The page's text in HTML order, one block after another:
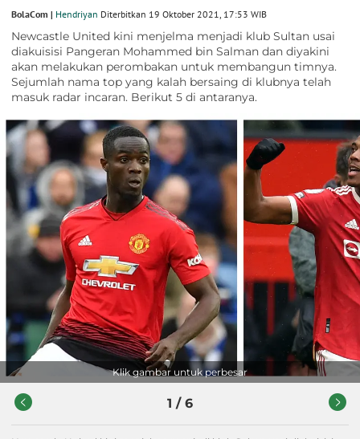
BolaCom | Hendriyan Diterbitkan 19 Oktober 2021, 17:53 WIB
Newcastle United kini menjelma menjadi klub Sultan usai
diakuisisi Pangeran Mohammed bin Salman dan diyakini
akan melakukan perombakan untuk membangun timnya.
Sejumlah nama top yang kalah bersaing di klubnya telah
masuk radar incaran. Berikut 5 di antaranya.
Klik gambar untuk perbesar
1 / 6